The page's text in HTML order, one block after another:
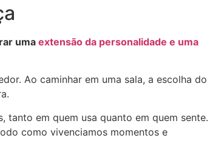
uma extensão da personalidade e uma
Ao caminhar em uma sala, a escolha do
tanto em quem usa quanto em quem sente.
como vivenciamos momentos e